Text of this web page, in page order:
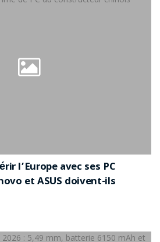
l’Europe avec ses PC
et ASUS doivent-ils